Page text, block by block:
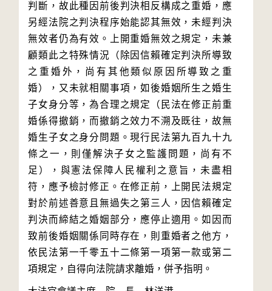
判斷，故此種因前後判決相反構成之重婚，應
另經法院之判決程序始能認其無效，未經判決
無效者仍為有效。上開重婚無效之規定，未兼
顧類此之特殊情況（除因信賴確定判決所導致
之重婚外，尚有其他類似原因所導致之重
婚），又未就相關事項，如後婚姻所生之婚生
子女身分等，為合理之規定（民法在修正前重
婚係得撤銷，而撤銷之效力不溯及既往，故無
婚生子女之身分問題。現行民法第九百九十九
條之一，則僅解決子女之監護問題，尚有不
足），與憲法保障人民權利之意旨，未盡相
符，應予檢討修正。在修正前，上開民法規定
對於前述善意且無過失之第三人，因信賴確定
判決而締結之婚姻部分，應停止適用。如因而
致前後婚姻關係同時存在，則重婚者之他方，
依民法第一千零五十二條第一項第一款或第二